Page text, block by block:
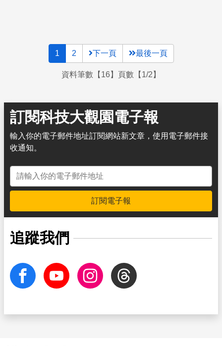
1 2 下一頁 最後一頁
資料筆數【16】頁數【1/2】
訂閱科技大觀園電子報
輸入你的電子郵件地址訂閱網站新文章，使用電子郵件接
收通知。
電子郵件地址
訂閱電子報
追蹤我們
facebook Youtube InstagramThreads